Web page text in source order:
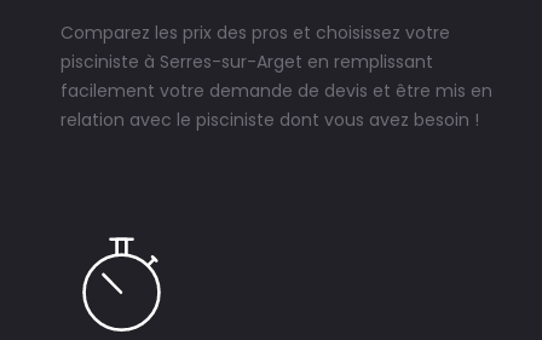
Comparez les prix des pros et choisissez votre
pisciniste à Serres-sur-Arget en remplissant
facilement votre demande de devis et être mis en
relation avec le pisciniste dont vous avez besoin !